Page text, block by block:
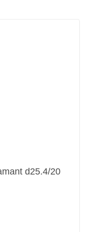
d25.4/20